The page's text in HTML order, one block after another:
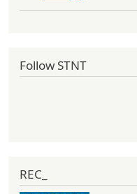
Follow STNT
REC_